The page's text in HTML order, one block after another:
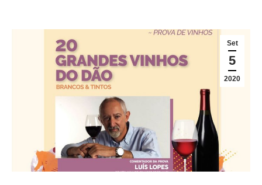
Set
5
2020